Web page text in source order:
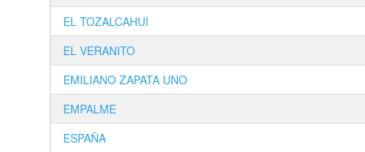
EL TOZALCAHUI
EL VERANITO
EMILIANO ZAPATA UNO
EMPALME
ESPAÑA